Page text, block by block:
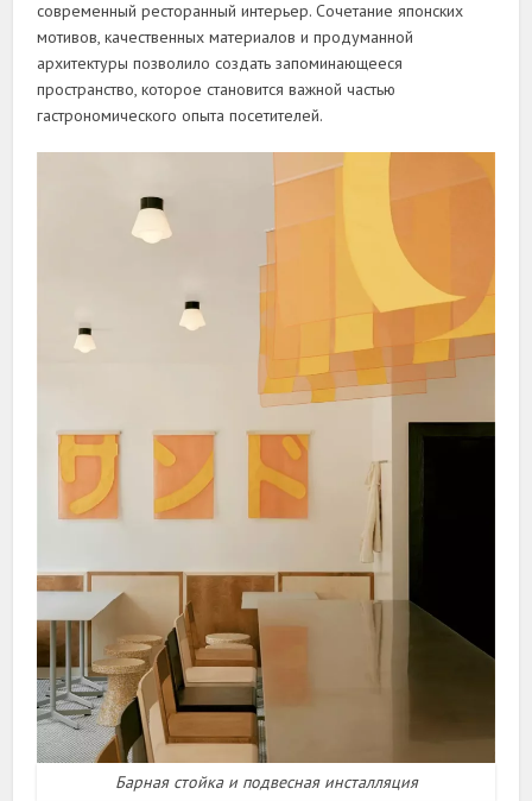
современный ресторанный интерьер. Сочетание японских
мотивов, качественных материалов и продуманной
архитектуры позволило создать запоминающееся
пространство, которое становится важной частью
гастрономического опыта посетителей.
Барная стойка и подвесная инсталляция